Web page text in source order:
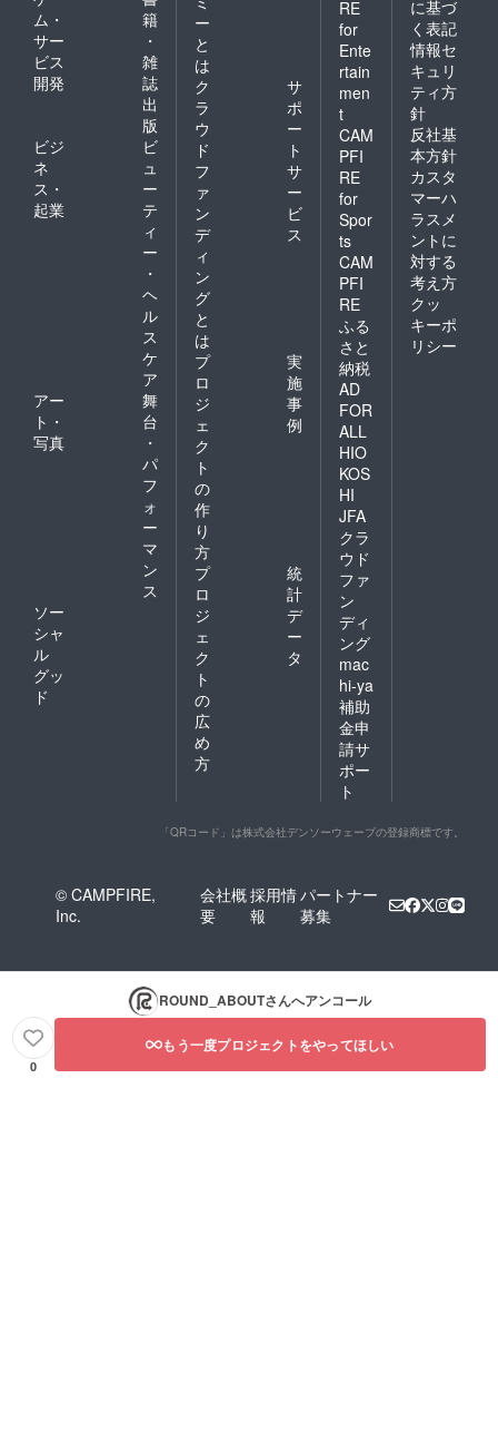
ム・
サー
ビス
開発
籍
・
雑
誌
出
版
ビジ
ネ
ス・
起業
ビ
ュ
ー
テ
ィ
ー
・
ヘ
ル
ス
ケ
ア
アー
ト・
写真
舞
台
・
パ
フ
ォ
ー
マ
ン
ス
ソー
シャ
ル
グッ
ド
ー
と
は
ク
ラ
ウ
ド
フ
ァ
ン
デ
ィ
ン
グ
と
は
サ
ポ
ー
ト
サ
ー
ビ
ス
プ
ロ
ジ
ェ
ク
ト
の
作
り
方
実
施
事
例
プ
ロ
ジ
ェ
ク
ト
の
広
め
方
統
計
デ
ー
タ
RE
for
Ente
rtain
men
t
CAM
PFI
RE
for
Spor
ts
CAM
PFI
RE
ふる
さと
納税
AD
FOR
ALL
HIO
KOS
HI
JFA
クラ
ウド
ファ
ン
ディ
ング
mac
hi-ya
補助
金申
請サ
ポー
ト
に基づ
く表記
情報セ
キュリ
ティ方
針
反社基
本方針
カスタ
マーハ
ラスメ
ントに
対する
考え方
クッ
キーポ
リシー
「QRコード」は株式会社デンソーウェーブの登録商標です。
© CAMPFIRE,
Inc.
会社概
要
採用情
報
パートナー
募集
ROUND_ABOUTさんへアンコール
0
もう一度プロジェクトをやってほしい